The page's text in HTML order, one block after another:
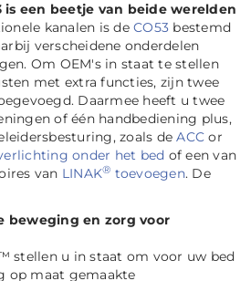
is een beetje van beide werelden
kanalen is de CO53 bestemd
verscheidene onderdelen
Om OEM's in staat te stellen
met extra functies, zijn twee
Daarmee heeft u twee
of één handbediening plus,
zoals deACC or
onder het bed of een van
van LINAK® toevoegen. De
beweging en zorg voor
stellen u in staat om voor uw bed
op maat gemaakte